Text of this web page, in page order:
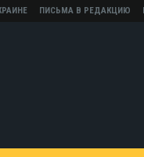
ПИСЬМА В РЕДАКЦИЮ